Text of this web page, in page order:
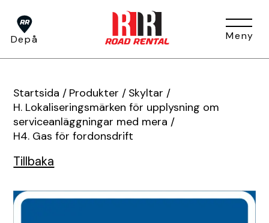
Depå Meny
Om oss
Om oss Huvudkontor
Tjänster
Visa alla tjänster TA-plan
Startsida / Produkter / Skyltar /
H. Lokaliseringsmärken för upplysning om
serviceanläggningar med mera /
H4. Gas för fordonsdrift
Tillbaka